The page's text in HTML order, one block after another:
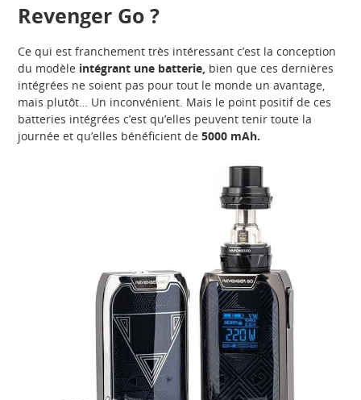
Revenger Go ?
Ce qui est franchement très intéressant c’est la conception
du modèle intégrant une batterie, bien que ces dernières
intégrées ne soient pas pour tout le monde un avantage,
mais plutôt… Un inconvénient. Mais le point positif de ces
batteries intégrées c’est qu’elles peuvent tenir toute la
journée et qu’elles bénéficient de5000 mAh.